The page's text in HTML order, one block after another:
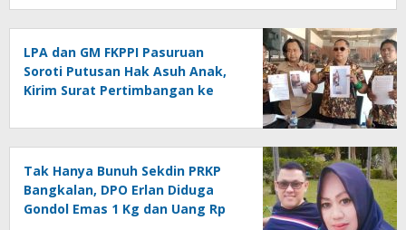
LPA dan GM FKPPI Pasuruan
Soroti Putusan Hak Asuh Anak,
Kirim Surat Pertimbangan ke
Tak Hanya Bunuh Sekdin PRKP
Bangkalan, DPO Erlan Diduga
Gondol Emas 1 Kg dan Uang Rp